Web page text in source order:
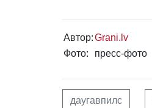
Автор:Grani.lv
Фото:
пресс-фото
даугавпилс